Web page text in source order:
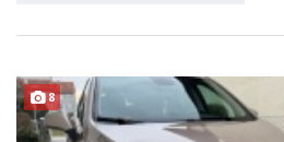
PRETRAŽI
8